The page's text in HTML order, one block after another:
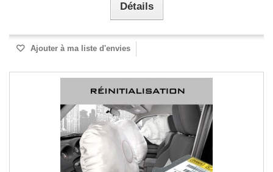
Détails
Ajouter à ma liste d'envies